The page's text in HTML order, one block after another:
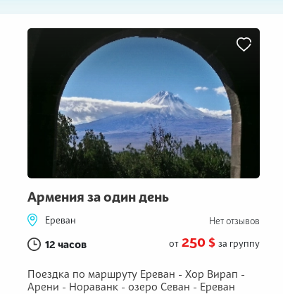
Армения за один день
Ереван Нет отзывов
12 часов от 250 $ за группу
Поездка по маршруту Ереван - Хор Вирап -
Арени - Нораванк - озеро Севан - Ереван